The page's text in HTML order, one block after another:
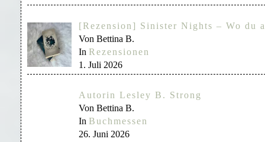
[Rezension] Sinister Nights – Wo du
Von Bettina B.
In Rezensionen
1. Juli 2026
Autorin Lesley B. Strong
Von Bettina B.
In Buchmessen
26. Juni 2026